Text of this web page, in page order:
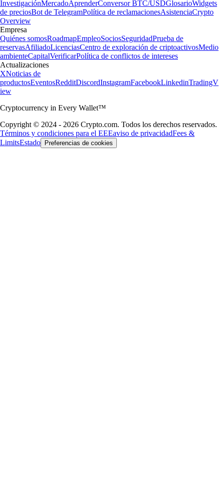
InvestigaciónMercadoAprenderConversor BTC/USDGlosarioWidgets
de preciosBot de TelegramPolítica de reclamacionesAsistenciaCrypto
Overview
Empresa
Quiénes somosRoadmapEmpleoSociosSeguridadPrueba de
reservasAfiliadoLicenciasCentro de exploración de criptoactivosMedio
ambienteCapitalVerificarPolítica de conflictos de intereses
Actualizaciones
XNoticias de
productosEventosRedditDiscordInstagramFacebookLinkedinTradingV
iew
Cryptocurrency in Every Wallet™
Copyright © 2024 - 2026 Crypto.com. Todos los derechos reservados.
Términos y condiciones para el EEEaviso de privacidadFees &
LimitsEstado Preferencias de cookies